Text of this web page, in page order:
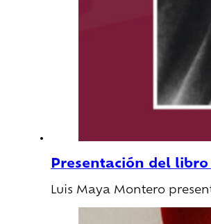
Presentación del
Luis Maya Montero